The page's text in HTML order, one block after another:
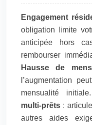
Engagement
obligation limite
anticipée hors
rembourser
Hausse de
l’augmentation
mensualité
multi-prêts :
autres aides